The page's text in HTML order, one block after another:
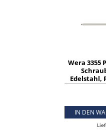
Wera 3355
Edelstahl,
IN DEN